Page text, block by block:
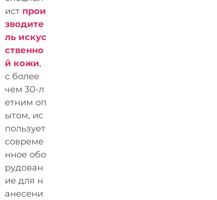
ист прои
зводите
ль искус
ственно
й кожи,
с более
чем 30-л
етним оп
ытом, ис
пользует
совреме
нное обо
рудован
ие для н
анесени